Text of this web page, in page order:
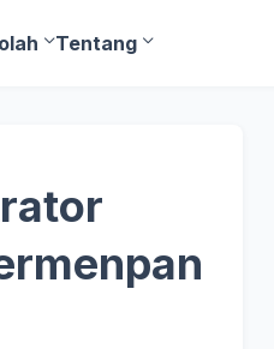
Tentang